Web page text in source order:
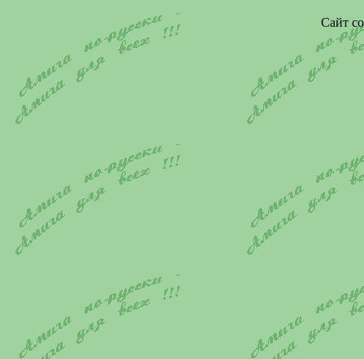
Сайт